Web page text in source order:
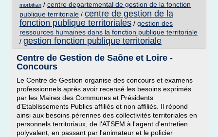
morbihan / centre departemental de gestion de la fonction
publique territoriale / centre de gestion de la
fonction publique territoriales / gestion des
ressources humaines dans la fonction publique territoriale
/ gestion fonction publique territoriale
Centre de Gestion de Saône et Loire -
Concours
Le Centre de Gestion organise des concours et examens
professionnels après avoir recensé les besoins exprimés
par les Maires des Communes et Présidents
d'Etablissements Publics affiliés et non affiliés. Il répond
ainsi aux besoins pérennes des collectivités territoriales en
personnels territoriaux, de l'ATSEM à l'agent d'entretien
polyvalent, en passant par l'animateur et le policier